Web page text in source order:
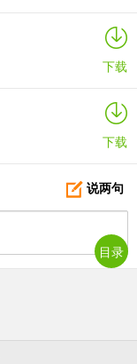
下载
下载
说两句
目录